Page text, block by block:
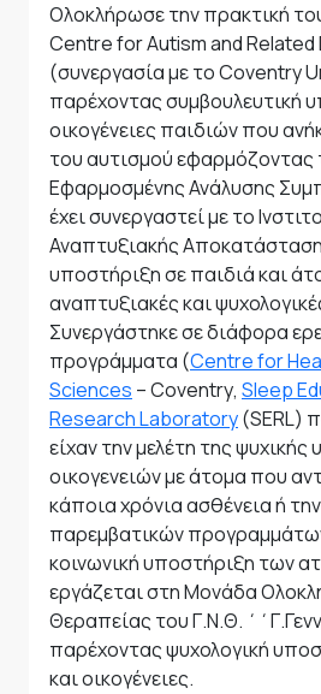
Ολοκλήρωσε την πρακτική
CentreforAutismandRelated
(συνεργασία με το Coventry
παρέχοντας συμβουλευτική
οικογένειες παιδιών που
του αυτισμού εφαρμόζοντας
Εφαρμοσμένης Ανάλυσης
έχει συνεργαστεί με το
Αναπτυξιακής
υποστήριξη σε παιδιά και
αναπτυξιακές και
Συνεργάστηκε σε διάφορα
προγράμματα (Centrefor
Sciences –Coventry, Sleep
ResearchLaboratory(SERL)
είχαν την μελέτη της ψυχικής
οικογενειών με άτομα που
κάποια χρόνια ασθένεια ή
παρεμβατικών
κοινωνική υποστήριξη των
εργάζεται στη Μονάδα
Θεραπείας του Γ.Ν.Θ.
παρέχοντας ψυχολογική
και οικογένειες.